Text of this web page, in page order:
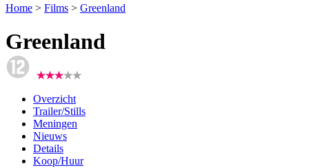
Home > Films > Greenland
Greenland
Overzicht
Trailer/Stills
Meningen
Nieuws
Details
Koop/Huur